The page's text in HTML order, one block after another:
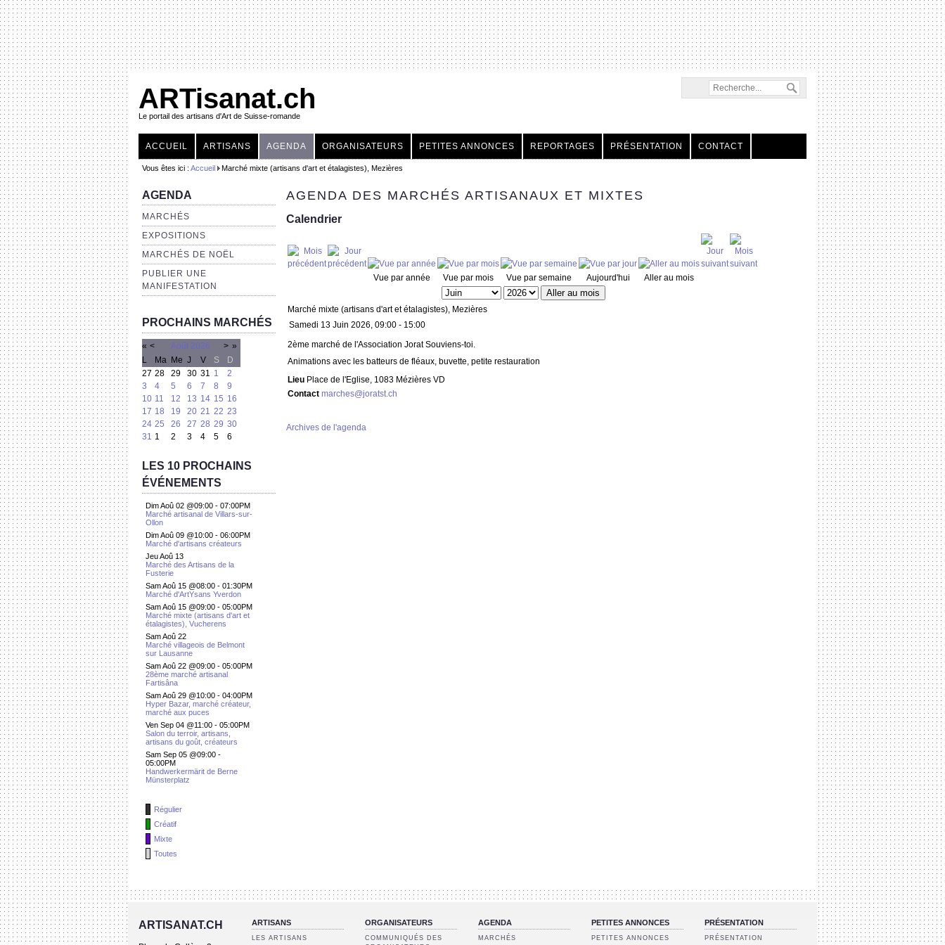
ARTisanat.ch
Le portail des artisans d'Art de Suisse-romande
ACCUEIL ARTISANS AGENDA ORGANISATEURS PETITES ANNONCES REPORTAGES PRÉSENTATION CONTACT
Vous êtes ici : Accueil Marché mixte (artisans d'art et étalagistes), Mezières
AGENDA
MARCHÉS
EXPOSITIONS
MARCHÉS DE NOËL
PUBLIER UNE
MANIFESTATION
PROCHAINS MARCHÉS
« < Août 2026 > »
L
Ma Me J V S
D
27 28 29 30 31 1
2
3
4 5 6 7 8
9
10 11 12 13 14 15 16
17 18 19 20 21 22 23
24 25 26 27 28 29 30
31 1 2 3 4 5 6
LES 10 PROCHAINS
ÉVÉNEMENTS
Dim Aoû 02 @09:00 - 07:00PM
Marché artisanal de Villars-sur-
Ollon
Dim Aoû 09 @10:00 - 06:00PM
Marché d'artisans créateurs
Jeu Aoû 13
Marché des Artisans de la
Fusterie
Sam Aoû 15 @08:00 - 01:30PM
Marché d'ArtYsans Yverdon
Sam Aoû 15 @09:00 - 05:00PM
Marché mixte (artisans d'art et
étalagistes), Vucherens
Sam Aoû 22
Marché villageois de Belmont
sur Lausanne
Sam Aoû 22 @09:00 - 05:00PM
28ème marché artisanal
Fartisâna
Sam Aoû 29 @10:00 - 04:00PM
Hyper Bazar, marché créateur,
marché aux puces
Ven Sep 04 @11:00 - 05:00PM
Salon du terroir, artisans,
artisans du goût, créateurs
Sam Sep 05 @09:00 -
05:00PM
Handwerkermärit de Berne
Münsterplatz
Régulier
Créatif
Mixte
Toutes
AGENDA DES MARCHÉS ARTISANAUX ET MIXTES
Calendrier
Vue par année Vue par mois Vue par semaine Aujourd'hui Aller au mois
Aller au mois
Marché mixte (artisans d'art et étalagistes), Mezières
Samedi 13 Juin 2026, 09:00 - 15:00
2ème marché de l'Association Jorat Souviens-toi.
Animations avec les batteurs de fléaux, buvette, petite restauration
Lieu Place de l'Eglise, 1083 Mézières VD
Contact marches@joratst.ch
Archives de l'agenda
ARTISANAT.CH ARTISANS
LES ARTISANS
ORGANISATEURS
COMMUNIQUÉS DES
AGENDA
MARCHÉS
PETITES ANNONCES
PETITES ANNONCES
PRÉSENTATION
PRÉSENTATION